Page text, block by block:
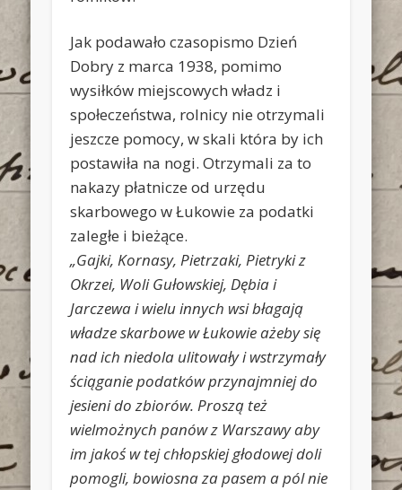
Jak podawało czasopismo Dzień
Dobry z marca 1938, pomimo
wysiłków miejscowych władz i
społeczeństwa, rolnicy nie otrzymali
jeszcze pomocy, w skali która by ich
postawiła na nogi. Otrzymali za to
nakazy płatnicze od urzędu
skarbowego w Łukowie za podatki
zaległe i bieżące.
„Gajki, Kornasy, Pietrzaki, Pietryki z
Okrzei, Woli Gułowskiej, Dębia i
Jarczewa i wielu innych wsi błagają
władze skarbowe w Łukowie ażeby się
nad ich niedola ulitowały i wstrzymały
ściąganie podatków przynajmniej do
jesieni do zbiorów. Proszą też
wielmożnych panów z Warszawy aby
im jakoś w tej chłopskiej głodowej doli
pomogli, bowiosna za pasem a pól nie